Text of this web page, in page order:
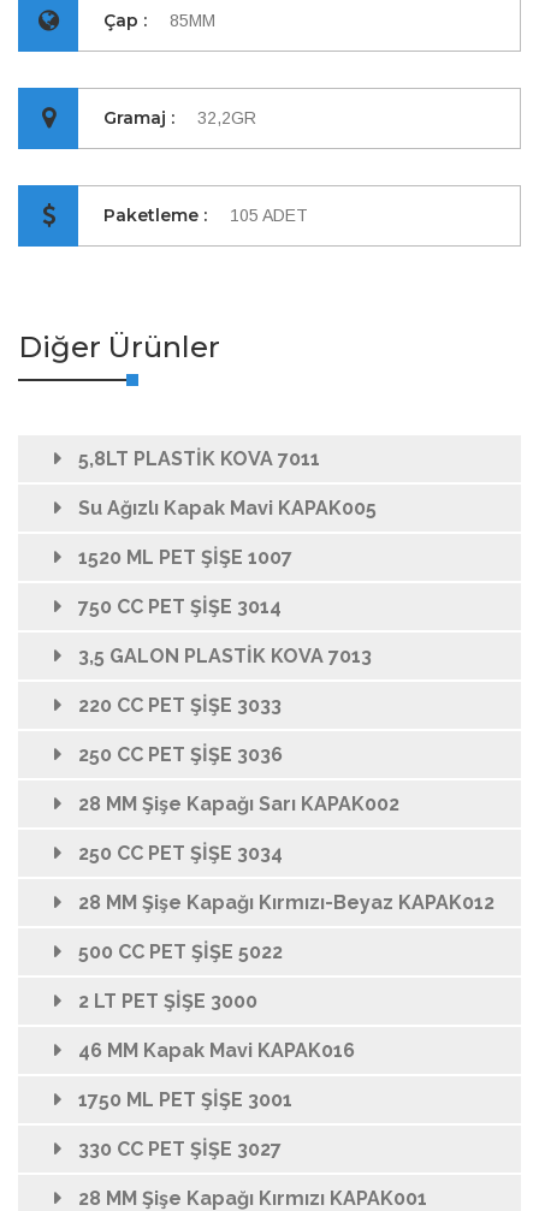
Çap : 85MM
Gramaj : 32,2GR
Paketleme : 105 ADET
Diğer Ürünler
5,8LT PLASTİK KOVA 7011
Su Ağızlı Kapak Mavi KAPAK005
1520 ML PET ŞİŞE 1007
750 CC PET ŞİŞE 3014
3,5 GALON PLASTİK KOVA 7013
220 CC PET ŞİŞE 3033
250 CC PET ŞİŞE 3036
28 MM Şişe Kapağı Sarı KAPAK002
250 CC PET ŞİŞE 3034
28 MM Şişe Kapağı Kırmızı-Beyaz KAPAK012
500 CC PET ŞİŞE 5022
2 LT PET ŞİŞE 3000
46 MM Kapak Mavi KAPAK016
1750 ML PET ŞİŞE 3001
330 CC PET ŞİŞE 3027
28 MM Şişe Kapağı Kırmızı KAPAK001